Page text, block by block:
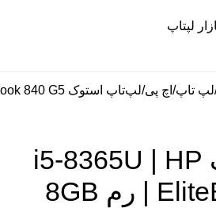
لپ تاپ اچ پی لپ‌تاپ استوک i5-8365U | HP EliteBook 840 G5 | رم 8GB | SSD 256GB | گارانتی + کیف
لپ‌تاپ استوک i5-8365U | HP
EliteBook 840 G5 | رم 8GB